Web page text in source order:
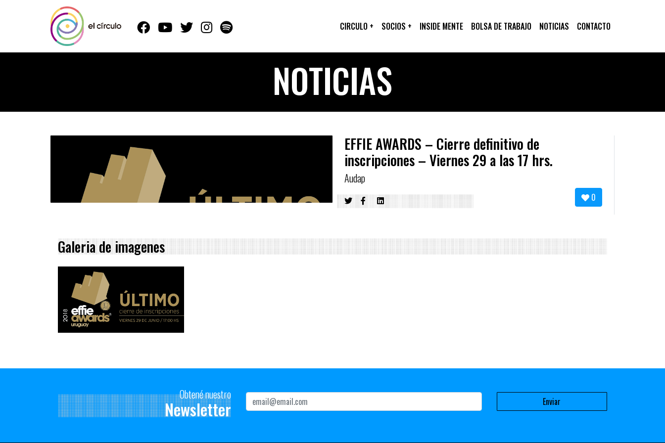
CIRCULO + SOCIOS + INSIDE MENTE BOLSA DE TRABAJO NOTICIAS CONTACTO
NOTICIAS
EFFIE AWARDS – Cierre definitivo de
inscripciones – Viernes 29 a las 17 hrs.
Audap
0
Galeria de imagenes
Obtené nuestro
Newsletter